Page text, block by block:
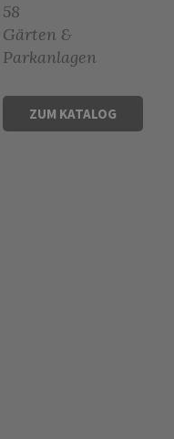
58
Gärten &
Parkanlagen
ZUM KATALOG